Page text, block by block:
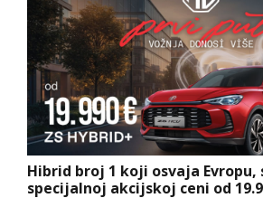
Hibrid broj 1 koji osvaja Evropu,
specijalnoj akcijskoj ceni od